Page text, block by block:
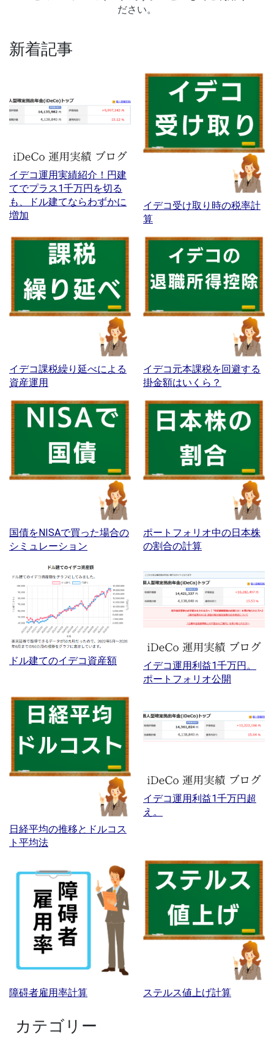
ださい。
新着記事
イデコ運用実績紹介！円建
てでプラス1千万円を切る
も、ドル建てならわずかに
増加
イデコ受け取り時の税率計
算
イデコ課税繰り延べによる
資産運用
イデコ元本課税を回避する
掛金額はいくら？
国債をNISAで買った場合の
シミュレーション
ポートフォリオ中の日本株
の割合の計算
ドル建てのイデコ資産額
イデコ運用利益1千万円。
ポートフォリオ公開
日経平均の推移とドルコス
ト平均法
イデコ運用利益1千万円超
え。
障碍者雇用率計算 ステルス値上げ計算
カテゴリー